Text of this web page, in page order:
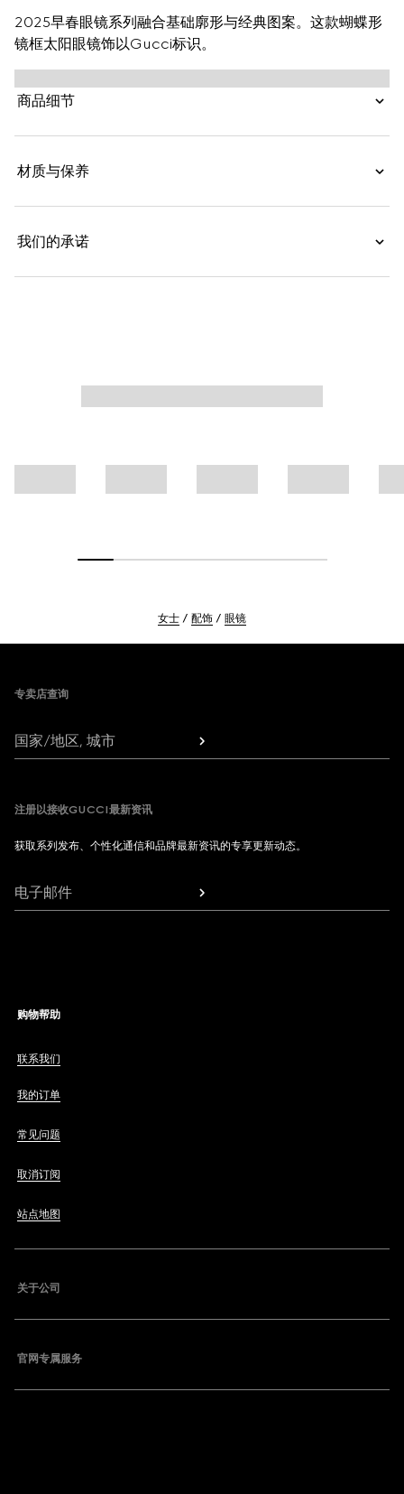
2025早春眼镜系列融合基础廓形与经典图案。这款蝴蝶形
镜框太阳眼镜饰以Gucci标识。
商品细节
材质与保养
我们的承诺
女士 配饰 眼镜
专卖店查询
国家/地区, 城市
注册以接收GUCCI最新资讯
获取系列发布、个性化通信和品牌最新资讯的专享更新动态。
电子邮件
购物帮助
联系我们
我的订单
常见问题
取消订阅
站点地图
关于公司
官网专属服务